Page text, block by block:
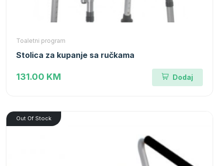
Toaletni program
Stolica za kupanje sa ručkama
131.00 KM Dodaj
Out Of Stock